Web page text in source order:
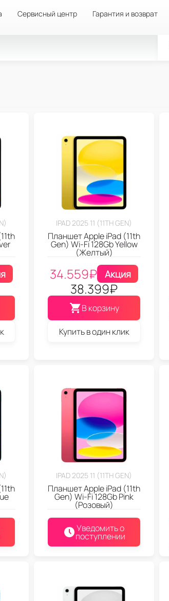
Сервисный центр Гарантия и возврат
IPAD 2025 11 (11TH GEN)
Планшет Apple iPad (11th
Gen) Wi-Fi 128Gb Yellow
(Желтый)
34.559₽ Акция
38.399₽
В корзину
Купить в один клик
IPAD 2025 11 (11TH GEN)
Планшет Apple iPad (11th
Gen) Wi-Fi 128Gb Pink
(Розовый)
Уведомить о
поступлении